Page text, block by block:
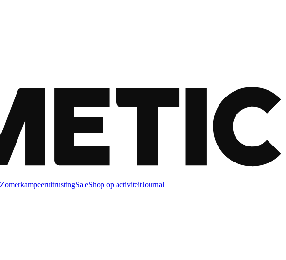
ZomerkampeeruitrustingSaleShop op activiteitJournal